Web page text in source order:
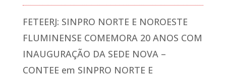
FETEERJ: SINPRO NORTE E NOROESTE
FLUMINENSE COMEMORA 20 ANOS COM
INAUGURAÇÃO DA SEDE NOVA –
CONTEE em SINPRO NORTE E